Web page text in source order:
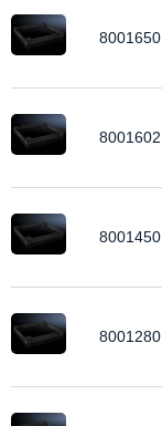
8001650
8001602
8001450
8001280